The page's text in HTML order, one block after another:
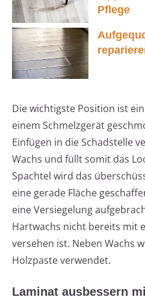
Pflege
Die wichtigste Position ist
einem Schmelzgerät
Einfügen in die Schadstelle
Wachs und füllt somit das
Spachtel wird das
eine gerade Fläche
eine Versiegelung
Hartwachs nicht bereits mit
versehen ist. Neben Wachs
Holzpaste verwendet.
Laminat ausbessern